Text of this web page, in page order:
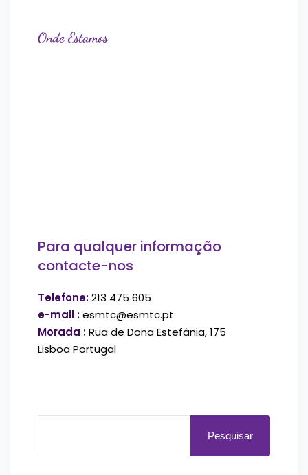
Onde Estamos
Para qualquer informação
contacte-nos
Telefone:213 475 605
e-mail :esmtc@esmtc.pt
Morada :Rua de Dona Estefânia, 175
Lisboa Portugal
Pesquisar